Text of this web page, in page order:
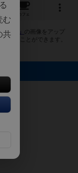
カフェ
）」 の画像をアップ
けることができます。
。
む
共